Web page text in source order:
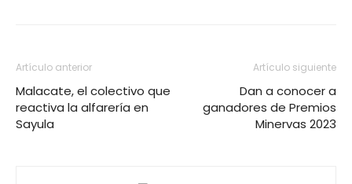
Artículo anterior
Malacate, el colectivo que
reactiva la alfarería en
Sayula
Artículo siguiente
Dan a conocer a
ganadores de Premios
Minervas 2023